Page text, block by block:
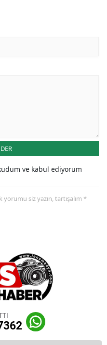
ve kabul ediyorum
siz yazın, tartışalım *